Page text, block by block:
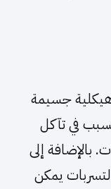
هيكلية جسيمة
في تآكل
بالإضافة إلى
يمكن